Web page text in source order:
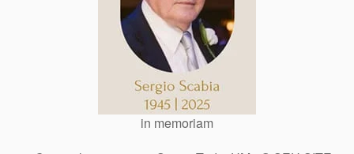
in memoriam